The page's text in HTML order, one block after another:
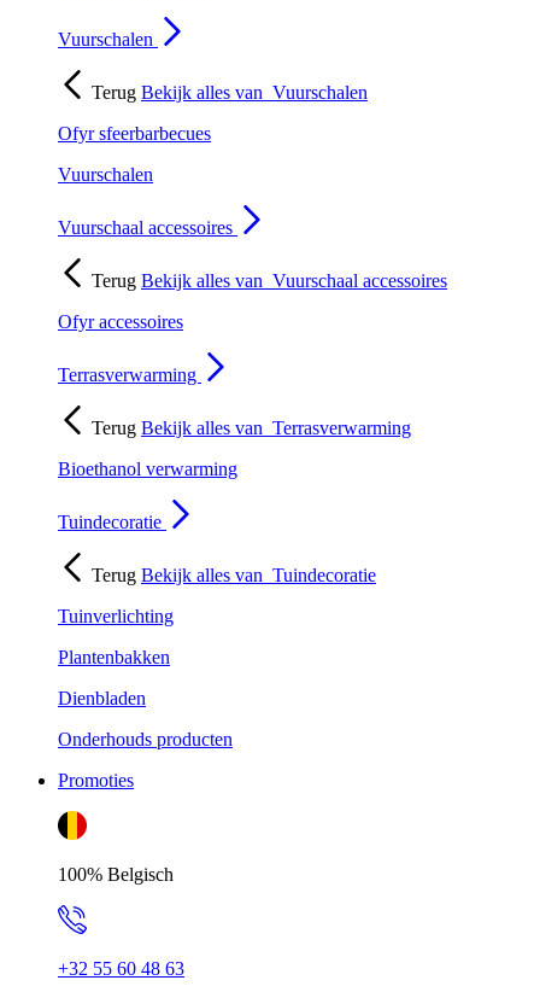
Vuurschalen
Terug Bekijk alles van Vuurschalen
Ofyr sfeerbarbecues
Vuurschalen
Vuurschaal accessoires
Terug Bekijk alles van Vuurschaal accessoires
Ofyr accessoires
Terrasverwarming
Terug Bekijk alles van Terrasverwarming
Bioethanol verwarming
Tuindecoratie
Terug Bekijk alles van Tuindecoratie
Tuinverlichting
Plantenbakken
Dienbladen
Onderhouds producten
Promoties
100% Belgisch
+32 55 60 48 63